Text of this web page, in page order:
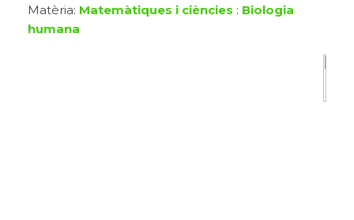
Matèria: Matemàtiques i ciències : Biologia
humana